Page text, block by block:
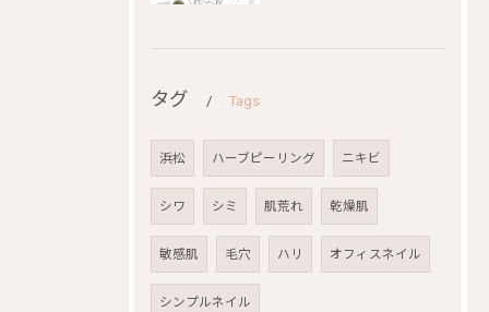
タグ Tags
浜松 ハーブピーリング ニキビ
シワ シミ 肌荒れ 乾燥肌
敏感肌 毛穴 ハリ オフィスネイル
シンプルネイル